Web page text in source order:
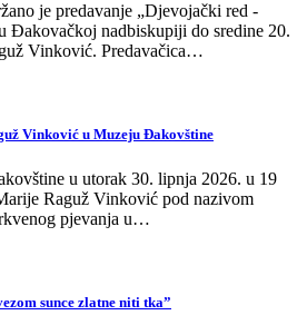
je predavanje „Djevojački red -
Đakovačkoj nadbiskupiji do sredine 20.
Vinković. Predavačica…
Vinković u Muzeju Đakovštine
u utorak 30. lipnja 2026. u 19
Raguž Vinković pod nazivom
pjevanja u…
sunce zlatne niti tka”